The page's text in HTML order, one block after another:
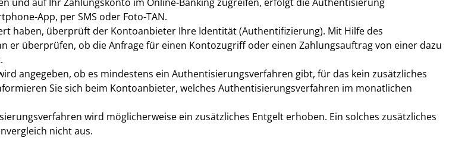
App, per SMS oder Foto-TAN.
haben, überprüft der Kontoanbieter Ihre Identität (Authentifizierung). Mit Hilfe des
er überprüfen, ob die Anfrage für einen Kontozugriff oder einen Zahlungsauftrag von einer dazu
angegeben, ob es mindestens ein Authentisierungsverfahren gibt, für das kein zusätzliches
Sie sich beim Kontoanbieter, welches Authentisierungsverfahren im monatlichen
wird möglicherweise ein zusätzliches Entgelt erhoben. Ein solches zusätzliches
nicht aus.